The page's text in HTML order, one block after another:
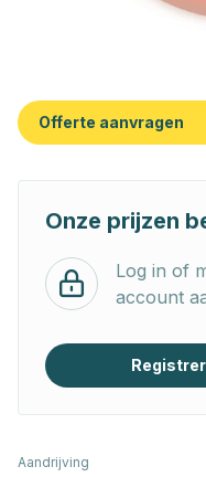
Offerte aanvragen
Onze prijzen
Log in of
account
Aandrijving